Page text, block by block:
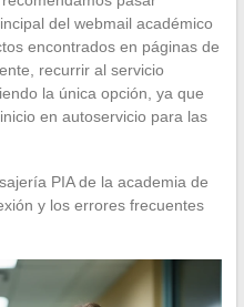
del webmail académico
encontrados en páginas de
recurrir al servicio
la única opción, ya que
en autoservicio para las
PIA de la academia de
y los errores frecuentes